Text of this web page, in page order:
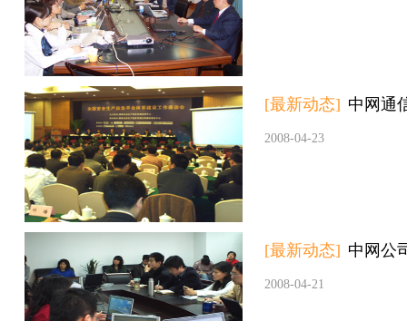
[最新动态] 中网通
2008-04-23
[最新动态] 中网公
2008-04-21